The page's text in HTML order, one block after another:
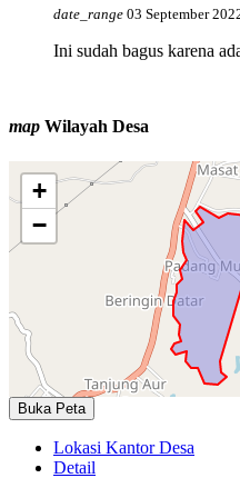
Ini sudah bagus karena
date_range14 September
Selamat atas
[...]
map Wilayah Desa
+
−
Buka Peta
Lokasi Kantor Desa
Detail